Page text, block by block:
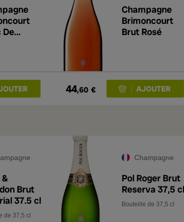
De
Champagne
Brimoncourt
Brut Rosé
44,60 €
Brut
37.5 cl
de 37,5 cl
Champagne
Pol Roger Brut
Reserva 37,5 cl
Bouteille de 37,5 cl